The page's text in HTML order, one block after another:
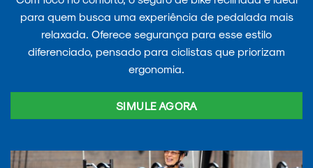
para quem busca uma experiência de pedalada mais
relaxada. Oferece segurança para esse estilo
diferenciado, pensado para ciclistas que priorizam
ergonomia.
SIMULE AGORA